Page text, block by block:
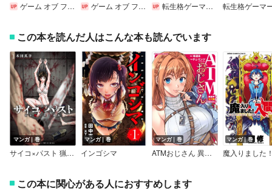
ゲーム オブ ファミリア－家族戦記－【分冊版】 ゲーム オブ ファミリア－家族戦記－ 転生格ゲーマー ～オジでも勝てる異世界攻略～ 分冊版
この本を読んだ人はこんな本も読んでいます
マンガ｜巻
サイコ×パスト 猟奇殺人潜入捜査
マンガ｜巻
インゴシマ
マンガ｜巻
ATMおじさん 異世界でモテ期が止まらない！
マンガ｜巻
この本に関心がある人におすすめします